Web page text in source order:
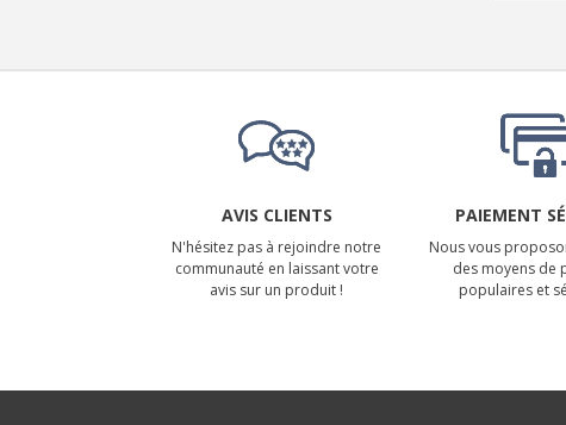
AVIS CLIENTS
N'hésitez pas à rejoindre notre
communauté en laissant votre
avis sur un produit !
PAIEMENT
Nous vous
des moyens de
populaires et